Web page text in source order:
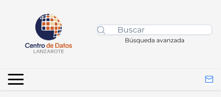
Búsqueda avanzada